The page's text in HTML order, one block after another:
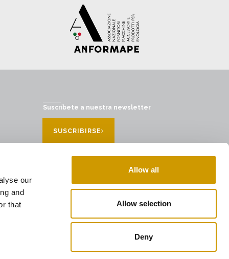
our
and
that
Allow all
Allow selection
Deny
Suscríbete a nuestra newsletter
SUSCRIBIRSE